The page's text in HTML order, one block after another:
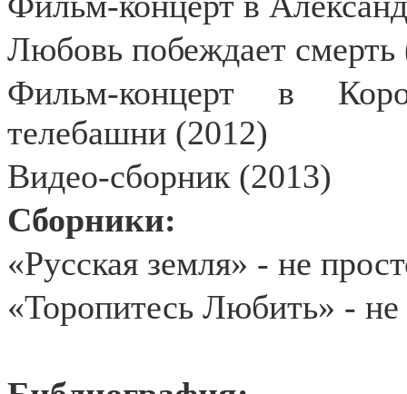
Любовь побеждает смерть
Фильм-концерт в
телебашни (2012)
Видео-сборник (2013)
Сборники:
«Русская земля» - не
«Торопитесь Любить» -